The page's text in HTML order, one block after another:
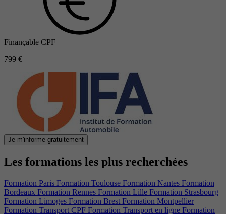
Finançable CPF
799 €
Je m'informe gratuitement
Les formations les plus recherchées
Formation Paris Formation Toulouse Formation Nantes Formation
Bordeaux Formation Rennes Formation Lille Formation Strasbourg
Formation Limoges Formation Brest Formation Montpellier
Formation Transport CPF Formation Transport en ligne Formation